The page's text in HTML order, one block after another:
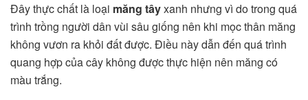
Đây thực chất là loại măng tâyxanh nhưng vì do trong quá
trình trồng người dân vùi sâu giống nên khi mọc thân măng
không vươn ra khỏi đất được. Điều này dẫn đến quá trình
quang hợp của cây không được thực hiện nên măng có
màu trắng.